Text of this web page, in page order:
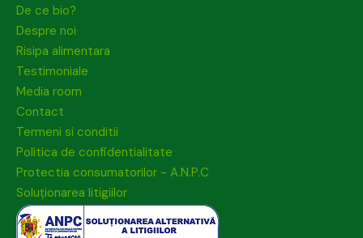
De ce bio?
Despre noi
Risipa alimentara
Testimoniale
Media room
Contact
Termeni si conditii
Politica de confidentialitate
Protectia consumatorilor - A.N.P.C
Soluționarea litigiilor